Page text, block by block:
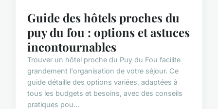
Guide des hôtels proches du
puy du fou : options et astuces
incontournables
Trouver un hôtel proche du Puy du Fou facilite
grandement l'organisation de votre séjour. Ce
guide détaille des options variées, adaptées à
tous les budgets et besoins, avec des conseils
pratiques pou...